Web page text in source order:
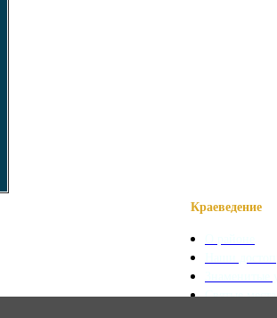
Краеведение
Святые места